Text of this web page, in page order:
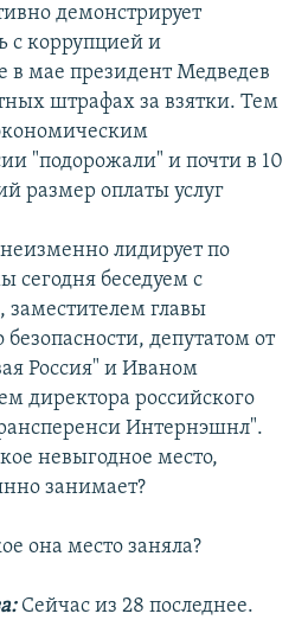
демонстрирует
с коррупцией и
в мае президент Медведев
штрафах за взятки. Тем
"подорожали" и почти в 10
размер оплаты услуг
лидирует по
сегодня беседуем с
главы
депутатом от
Россия" и Иваном
директора российского
Интернэшнл".
невыгодное место,
занимает?
она место заняла?
Сейчас из 28 последнее.